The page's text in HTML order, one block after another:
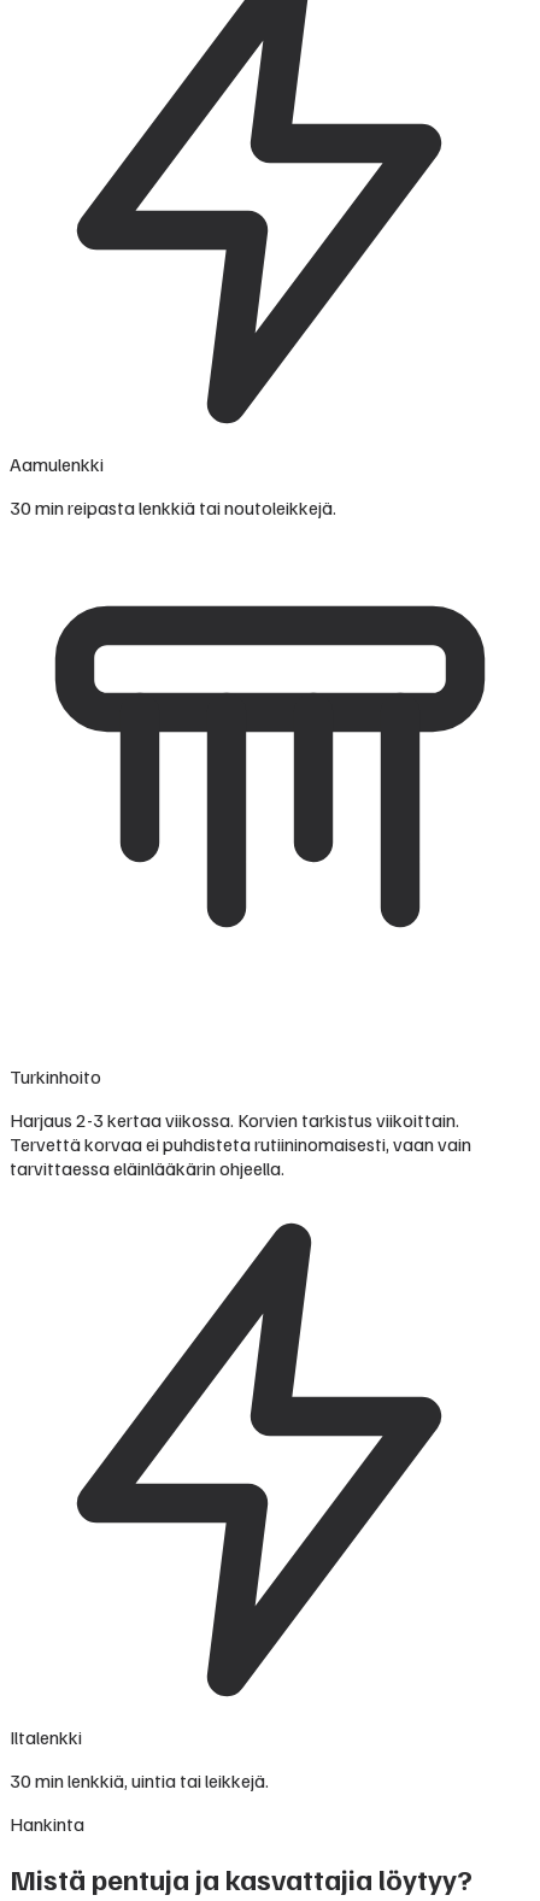
Aamulenkki
30 min reipasta lenkkiä tai noutoleikkejä.
Turkinhoito
Harjaus 2-3 kertaa viikossa. Korvien tarkistus viikoittain.
Tervettä korvaa ei puhdisteta rutiininomaisesti, vaan vain
tarvittaessa eläinlääkärin ohjeella.
Iltalenkki
30 min lenkkiä, uintia tai leikkejä.
Hankinta
Mistä pentuja ja kasvattajia löytyy?